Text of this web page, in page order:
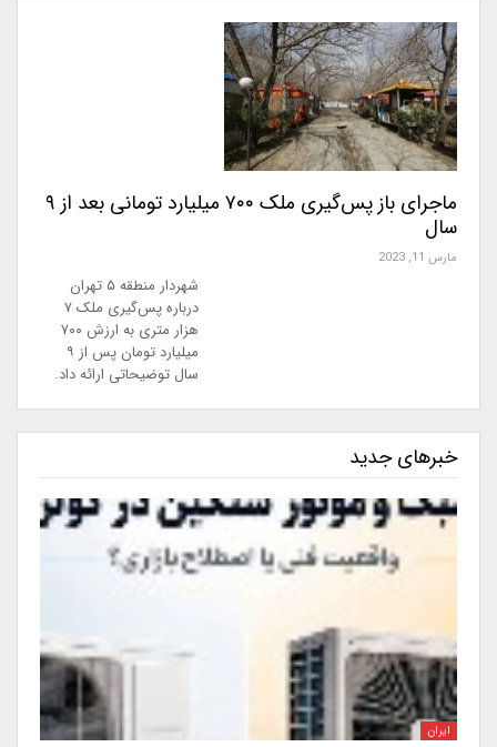
ماجرای باز پس‌گیری ملک ۷۰۰ میلیارد تومانی بعد از ۹
سال
مارس 11, 2023
شهردار منطقه ۵ تهران
درباره پس‌گیری ملک ۷
هزار متری به ارزش ۷۰۰
میلیارد تومان پس از ۹
سال توضیحاتی ارائه داد.
خبرهای جدید
ایران